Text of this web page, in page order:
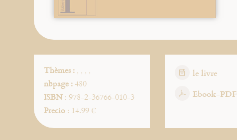
Thèmes : , , , ,
nbpage :480
ISBN: 978-2-36766-010-3
Precio: 14.99 €
le livre
Ebook-PDF